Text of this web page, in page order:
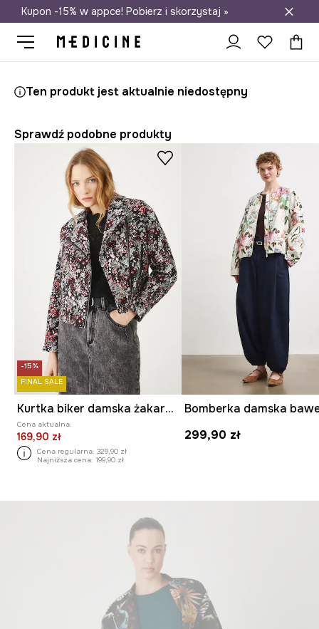
Darmowa dostawa do salonów
Kupon -15% w appce! Pobierz i skorzystaj »
Ten produkt jest aktualnie niedostępny
Sprawdź podobne produkty
-15%
FINAL SALE
Kurtka biker damska żakardowa kolor multicolor
Cena aktualna:
169,90 zł
Cena regularna: 329,90 zł
Najniższa cena: 199,90 zł
299,90 zł